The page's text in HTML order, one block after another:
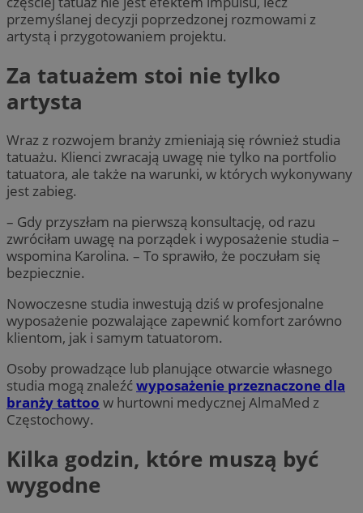
przemyślanej decyzji poprzedzonej rozmowami z
artystą i przygotowaniem projektu.
Za tatuażem stoi nie tylko
artysta
Wraz z rozwojem branży zmieniają się również studia
tatuażu. Klienci zwracają uwagę nie tylko na portfolio
tatuatora, ale także na warunki, w których wykonywany
jest zabieg.
– Gdy przyszłam na pierwszą konsultację, od razu
zwróciłam uwagę na porządek i wyposażenie studia –
wspomina Karolina. – To sprawiło, że poczułam się
bezpiecznie.
Nowoczesne studia inwestują dziś w profesjonalne
wyposażenie pozwalające zapewnić komfort zarówno
klientom, jak i samym tatuatorom.
Osoby prowadzące lub planujące otwarcie własnego
studia mogą znaleźćwyposażenie przeznaczone dla
branży tattoo w hurtowni medycznej AlmaMed z
Częstochowy.
Kilka godzin, które muszą być
wygodne